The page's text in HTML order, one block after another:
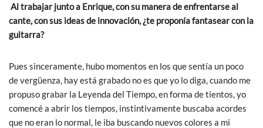
Al trabajar junto a Enrique, con su manera de enfrentarse al
cante, con sus ideas de innovación, ¿te proponía fantasear con la
guitarra?
Pues sinceramente, hubo momentos en los que sentía un poco
de vergüenza, hay está grabado no es que yo lo diga, cuando me
propuso grabar la Leyenda del Tiempo, en forma de tientos, yo
comencé a abrir los tiempos, instintivamente buscaba acordes
que no eran lo normal, le iba buscando nuevos colores a mi